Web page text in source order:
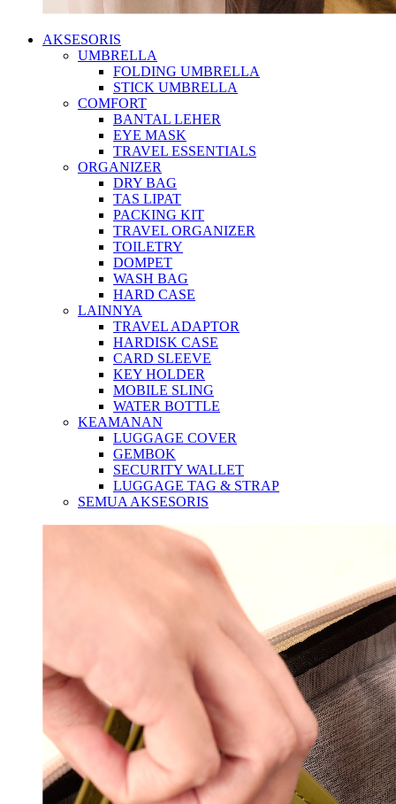
AKSESORIS
UMBRELLA
FOLDING UMBRELLA
STICK UMBRELLA
COMFORT
BANTAL LEHER
EYE MASK
TRAVEL ESSENTIALS
ORGANIZER
DRY BAG
TAS LIPAT
PACKING KIT
TRAVEL ORGANIZER
TOILETRY
DOMPET
WASH BAG
HARD CASE
LAINNYA
TRAVEL ADAPTOR
HARDISK CASE
CARD SLEEVE
KEY HOLDER
MOBILE SLING
WATER BOTTLE
KEAMANAN
LUGGAGE COVER
GEMBOK
SECURITY WALLET
LUGGAGE TAG & STRAP
SEMUA AKSESORIS